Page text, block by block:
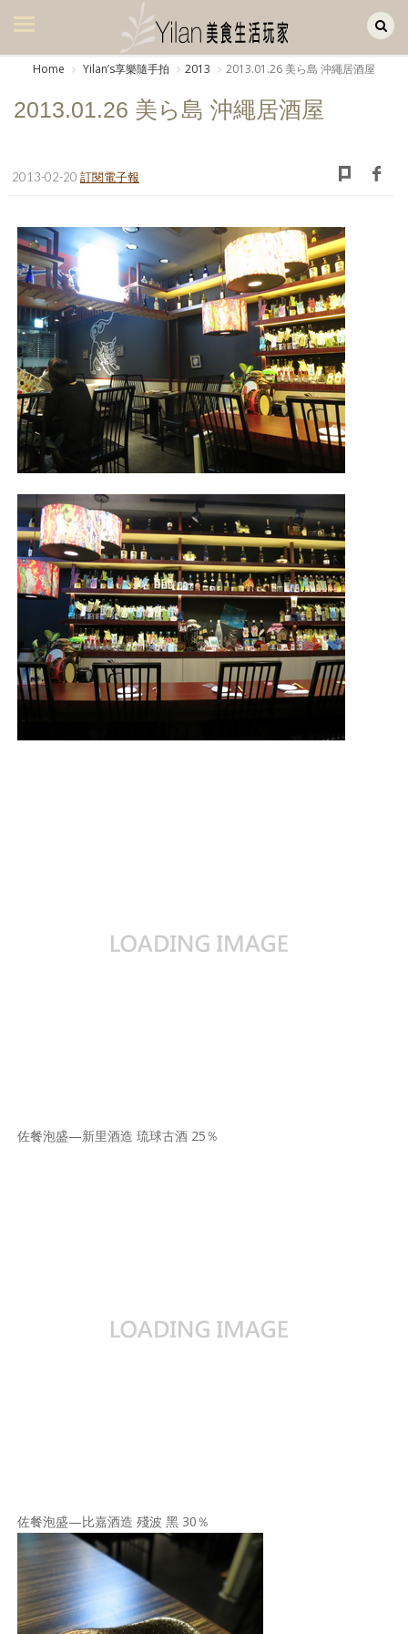
美食集
生活風
書房集
日記簿
餐桌週記
享樂隨手拍
照相簿
影音區
創意出版服務
歷史區
關於Yilan
個人著作
活動實況記錄
媒體報導一覽
Home Yilanʼs享樂隨手拍 2013 2013.01.26 美ら島 沖繩居酒屋
2013.01.26 美ら島 沖繩居酒屋
2013-02-20 訂閱電子報
佐餐泡盛—新里酒造 琉球古酒 25％
佐餐泡盛—比嘉酒造 殘波 黑 30％